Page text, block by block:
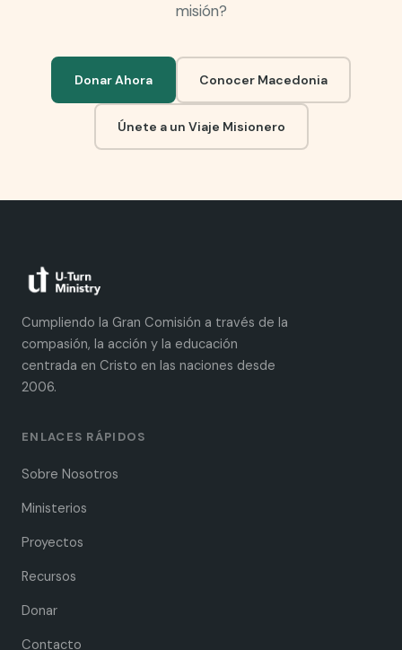
misión?
Donar Ahora Conocer Macedonia
Únete a un Viaje Misionero
Cumpliendo la Gran Comisión a través de la
compasión, la acción y la educación
centrada en Cristo en las naciones desde
2006.
ENLACES RÁPIDOS
Sobre Nosotros
Ministerios
Proyectos
Recursos
Donar
Contacto